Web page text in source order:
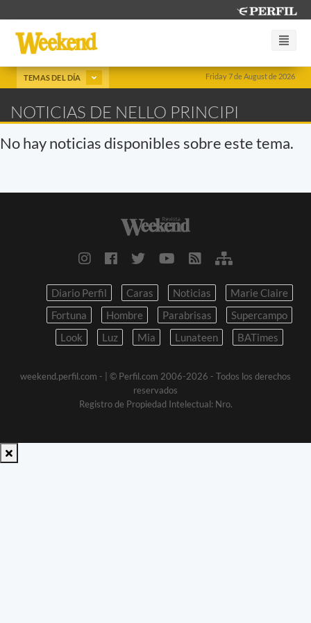
Friday 7 de August de 2026
TEMAS DEL DÍA
NOTICIAS DE NELLO PRINCIPI
No hay noticias disponibles sobre este tema.
Diario Perfil Caras Noticias
Marie Claire
Fortuna
Hombre Parabrisas
Supercampo
Look
Luz Mia Lunateen BATimes
weekend.perfil.com -
| © Perfil.com 2006-2026 - Todos los derechos
reservados
Registro de Propiedad Intelectual: Nro.